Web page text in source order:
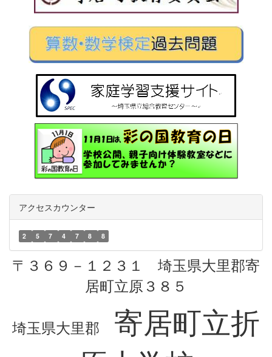
アクセスカウンター
2 5 7 4 7 8 8
〒３６９－１２３１ 埼玉県大里郡寄
居町立原３８５
埼玉県大里郡
寄居町立折